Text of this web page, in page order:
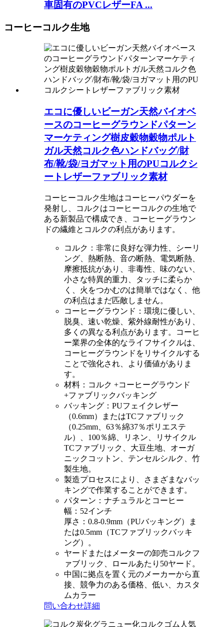
車固有のPVCレザーFA ...
コーヒーコルク生地
エコに優しいビーガン天然バイオベ
ースのコーヒーグラウンドパターン
マーケティング樹皮穀物穀物ポルト
ガル天然コルク色ハンドバッグ/財
布/靴/袋/ヨガマット用のPUコルクシ
ートレザーファブリック素材
コーヒーコルク生地はコーヒーパウダーを
発射し、コルクはコーヒーコルクの生地で
ある新製品で構成でき、コーヒーグラウン
ドの繊維とコルクの利点があります。
コルク：非常に良好な弾力性、シーリ
ング、熱断熱、音の断熱、電気断熱、
摩擦抵抗があり、非毒性、味のない、
小さな特異的重力、タッチに柔らか
く、火をつかむのは簡単ではなく、他
の利点はまだ匹敵しません。
コーヒーグラウンド：環境に優しい、
脱臭、速い乾燥、紫外線耐性があり、
多くの異なる利点があります。コーヒ
ー業界の全体的なライフサイクルは、
コーヒーグラウンドをリサイクルする
ことで強化され、より価値がありま
す。
材料：コルク +コーヒーグラウンド
+ファブリックバッキング
バッキング：PUフェイクレザー
（0.6mm）またはTCファブリック
（0.25mm、63％綿37％ポリエステ
ル）、100％綿、リネン、リサイクル
TCファブリック、大豆生地、オーガ
ニックコットン、テンセルシルク、竹
製生地。
製造プロセスにより、さまざまなバッ
キングで作業することができます。
パターン：ナチュラルとコーヒー
幅：52インチ
厚さ：0.8-0.9mm（PUバッキング）ま
たは0.5mm（TCファブリックバッキ
ング）。
ヤードまたはメーターの卸売コルクフ
ァブリック、ロールあたり50ヤード。
中国に拠点を置く元のメーカーから直
接、競争力のある価格、低い、カスタ
ムカラー
問い合わせ詳細